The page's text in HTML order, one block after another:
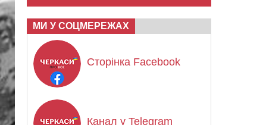
МИ У СОЦМЕРЕЖАХ
Сторінка Facebook
Канал у Telegram